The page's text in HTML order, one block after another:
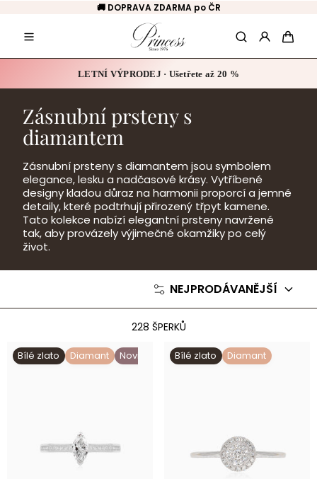
obsah
🚚 DOPRAVA ZDARMA po ČR
Hledat
LETNÍ VÝPRODEJ · Ušetřete až 20 %
Zásnubní prsteny s
diamantem
Zásnubní prsteny s diamantem jsou symbolem
elegance, lesku a nadčasové krásy. Vytříbené
designy kladou důraz na harmonii proporcí a jemné
detaily, které podtrhují přirozený třpyt kamene.
Tato kolekce nabízí elegantní prsteny navržené
tak, aby provázely výjimečné okamžiky po celý
život.
NEJPRODÁVANĚJŠÍ
228 ŠPERKŮ
Bílé zlato Diamant Novinka
Solitérní prsten s
markýzovým diamantem a
Bílé zlato Diamant
Nadčasový zásnubní prsten s
kulatým diamantem z bílého